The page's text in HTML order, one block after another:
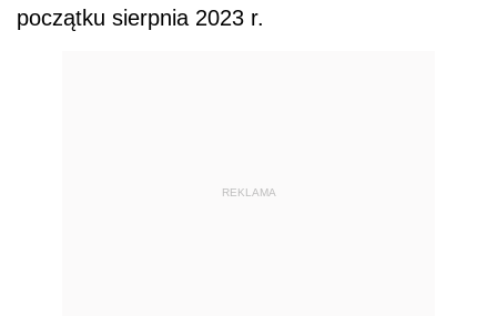
początku sierpnia 2023 r.
REKLAMA